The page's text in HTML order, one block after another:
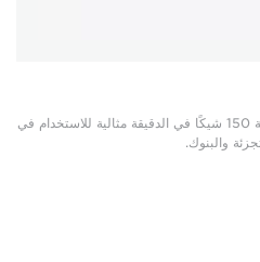
ماسحة ضوئية للشيكات احترافية بسرعة 150 شيكًا في الدقيقة مثالية للاستخدام في
والبنوك.